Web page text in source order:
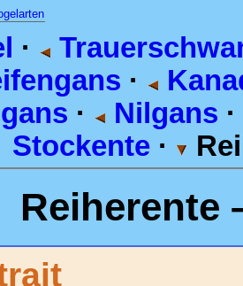
·
·
· Nilgans ·
Stockente·
Reiherente